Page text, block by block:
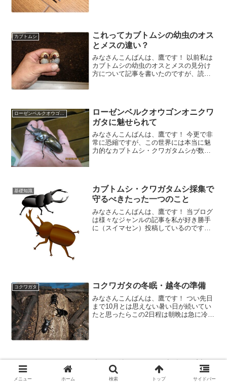
カブトムシ
これってカブトムシの幼虫のオス
とメスの違い？
みなさんこんばんは、鷹です！ 以前私は
カブトムシの幼虫のオスとメスの見分け
方について記事を書いたのですが、読ま
ローゼンベルクオウゴンオニ
ローゼンベルクオウゴンオニクワ
ガタに魅せられて
みなさんこんばんは、鷹です！ 今更で非
常に恐縮ですが、この世界には本当に魅
力的なカブトムシ・クワガタムシが数え
どころか見たり触
基礎知識
カブトムシ・クワガタムシ採集で
守るべきたった一つのこと
みなさんこんばんは、鷹です！ 当ブログ
は様々なジャンルの記事を私が好き勝手
に（スイマセン）投稿しているのです
コクワガタ コクワガタの冬眠・越冬の準備
みなさんこんばんは、鷹です！ つい先日
まで10月とは思えない暑い日が続いてい
たと思ったらこの2日程は朝晩は急に冷え
タランドゥスオオツヤクワガタの
力は伊達じゃない！
メニュー ホーム 検索 トップ サイドバー